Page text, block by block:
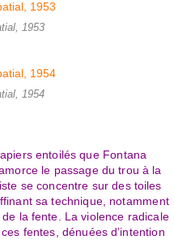
1953
1954
entoilés que Fontana
le passage du trou à la
se concentre sur des toiles
sa technique, notamment
la fente. La violence radicale
fentes, dénuées d’intention